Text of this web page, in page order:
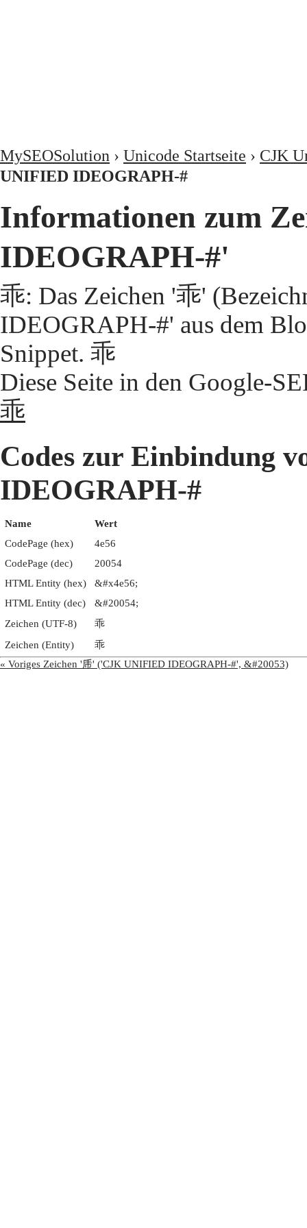
MySEOSolution › Unicode Startseite › CJK
UNIFIED IDEOGRAPH-#
Informationen zum
IDEOGRAPH-#'
乖: Das Zeichen '乖'
IDEOGRAPH-#' aus dem
Snippet. 乖
Diese Seite in den Google-
乖
Codes zur Einbindung
IDEOGRAPH-#
Name
Wert
CodePage (hex)
4e56
CodePage (dec)
20054
HTML Entity (hex)
&#x4e56;
HTML Entity (dec)
&#20054;
Zeichen (UTF-8)
乖
Zeichen (Entity)
乖
« Voriges Zeichen '乕' ('CJK UNIFIED IDEOGRAPH-#', &#20053)